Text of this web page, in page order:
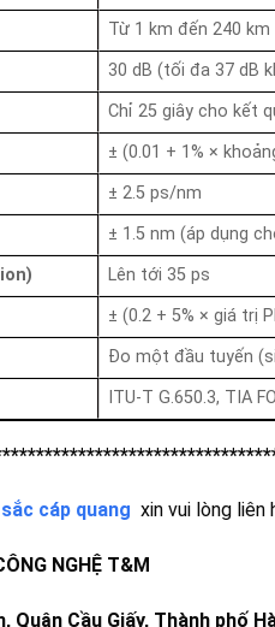
Từ 1 km đến 240 km
30 dB (tối đa 37 dB
Chỉ 25 giây cho kết
± (0.01 + 1% ×
± 2.5 ps/nm
± 1.5 nm (áp dụng
Lên tới 35 ps
± (0.2 + 5% × giá trị
Đo một đầu tuyến
ITU-T G.650.3, TIA
cáp quang xin vui lòng liên
NGHỆ T&M
Quận Cầu Giấy, Thành phố